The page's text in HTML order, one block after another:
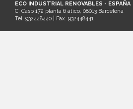
ECO INDUSTRIAL RENOVABLES - ESPAÑA
C. Casp 172 planta 6 ático, 08013 Barcelona
Tel. 932448440 | Fax. 932448441